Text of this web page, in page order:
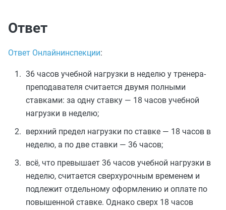
Ответ
Ответ Онлайнинспекции:
36 часов учебной нагрузки в неделю у тренера-
преподавателя считается двумя полными
ставками: за одну ставку — 18 часов учебной
нагрузки в неделю;
верхний предел нагрузки по ставке — 18 часов в
неделю, а по две ставки — 36 часов;
всё, что превышает 36 часов учебной нагрузки в
неделю, считается сверхурочным временем и
подлежит отдельному оформлению и оплате по
повышенной ставке. Однако сверх 18 часов